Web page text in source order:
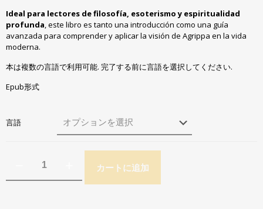
Ideal para lectores de filosofía, esoterismo y espiritualidad
profunda,este libro es tanto una introducción como una guía
avanzada para comprender y aplicar la visión de Agrippa en la vida
moderna.
本は複数の言語で利用可能. 完了する前に言語を選択してください.
Epub形式
言語
カートに追加